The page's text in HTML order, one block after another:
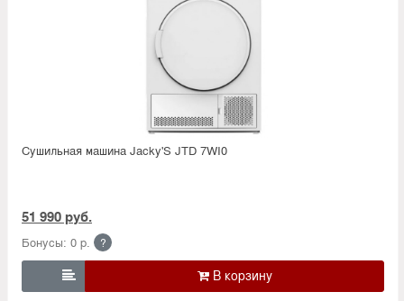
Сушильная машина Jacky'S JTD 7WI0
51 990 руб.
Бонусы: 0 р. ?
